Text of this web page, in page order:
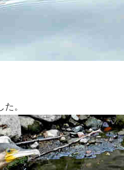
。